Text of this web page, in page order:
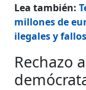
Lea también:
millones de
ilegales y
Rechazo